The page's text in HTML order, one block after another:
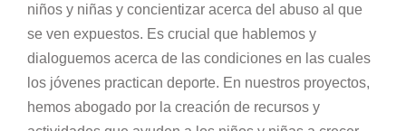
niños y niñas y concientizar acerca del abuso al que
se ven expuestos. Es crucial que hablemos y
dialoguemos acerca de las condiciones en las cuales
los jóvenes practican deporte. En nuestros proyectos,
hemos abogado por la creación de recursos y